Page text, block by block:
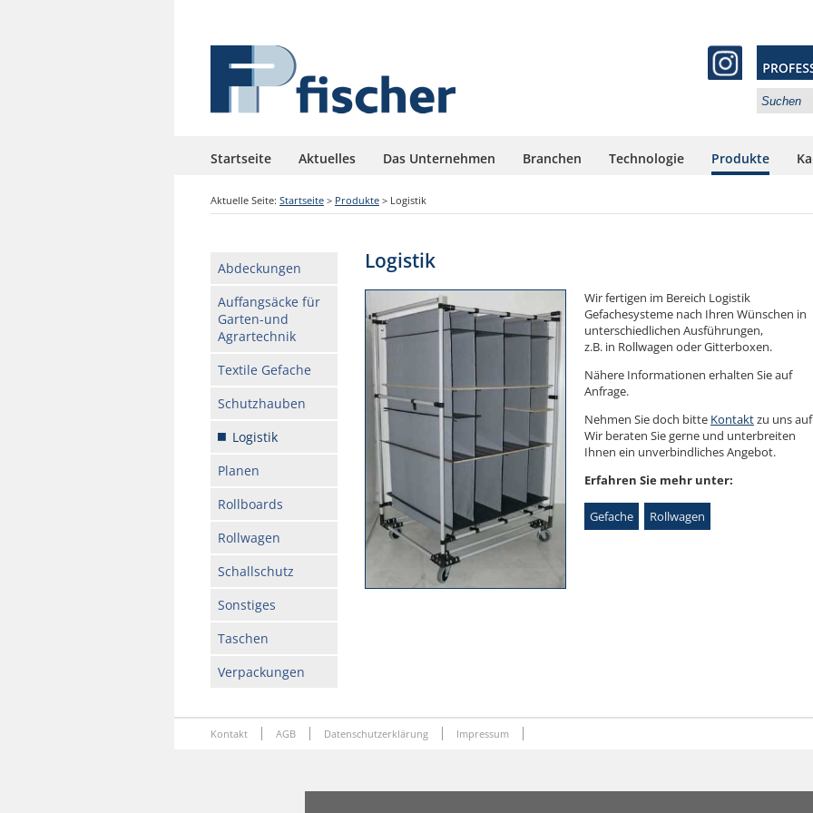
Startseite Aktuelles Das Unternehmen Branchen Technologie Produkte
Aktuelle Seite: Startseite > Produkte > Logistik
Abdeckungen
Auffangsäcke für
Garten-und
Agrartechnik
Textile Gefache
Schutzhauben
Logistik
Planen
Rollboards
Rollwagen
Schallschutz
Sonstiges
Taschen
Verpackungen
Logistik
Wir fertigen im Bereich Logistik
Gefachesysteme nach Ihren Wünschen in
unterschiedlichen Ausführungen,
z.B. in Rollwagen oder Gitterboxen.
Nähere Informationen erhalten Sie auf
Anfrage.
Nehmen Sie doch bitte Kontaktzu uns
Wir beraten Sie gerne und unterbreiten
Ihnen ein unverbindliches Angebot.
Erfahren Sie mehr unter:
Gefache Rollwagen
Kontakt AGB Datenschutzerklärung Impressum